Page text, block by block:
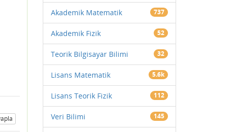
Akademik Matematik 737
Akademik Fizik 52
Teorik Bilgisayar Bilimi 32
Lisans Matematik 5.6k
Lisans Teorik Fizik 112
Veri Bilimi 145